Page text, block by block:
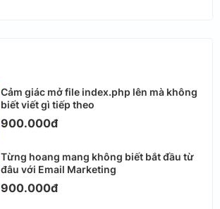
Cảm giác mở file index.php lên mà không
biết viết gì tiếp theo
900.000đ
Từng hoang mang không biết bắt đầu từ
đâu với Email Marketing
900.000đ